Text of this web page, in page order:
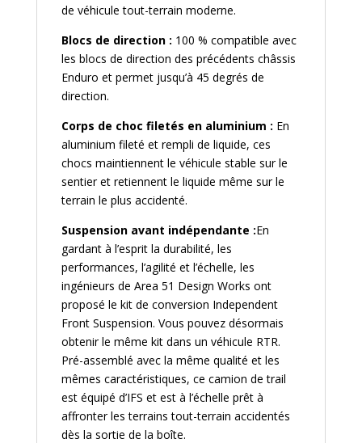
de véhicule tout-terrain moderne.
Blocs de direction : 100 % compatible avec
les blocs de direction des précédents châssis
Enduro et permet jusqu’à 45 degrés de
direction.
Corps de choc filetés en aluminium : En
aluminium fileté et rempli de liquide, ces
chocs maintiennent le véhicule stable sur le
sentier et retiennent le liquide même sur le
terrain le plus accidenté.
Suspension avant indépendante :En
gardant à l’esprit la durabilité, les
performances, l’agilité et l’échelle, les
ingénieurs de Area 51 Design Works ont
proposé le kit de conversion Independent
Front Suspension. Vous pouvez désormais
obtenir le même kit dans un véhicule RTR.
Pré-assemblé avec la même qualité et les
mêmes caractéristiques, ce camion de trail
est équipé d’IFS et est à l’échelle prêt à
affronter les terrains tout-terrain accidentés
dès la sortie de la boîte.